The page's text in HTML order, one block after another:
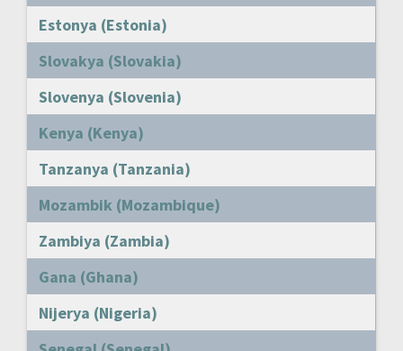
Estonya (Estonia)
Slovakya (Slovakia)
Slovenya (Slovenia)
Kenya (Kenya)
Tanzanya (Tanzania)
Mozambik (Mozambique)
Zambiya (Zambia)
Gana (Ghana)
Nijerya (Nigeria)